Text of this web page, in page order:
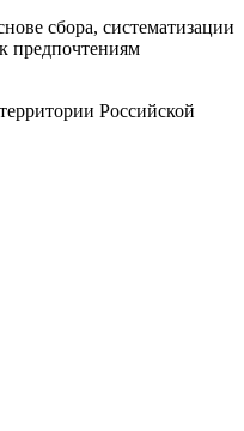
сбора, систематизации
предпочтениям
Российской